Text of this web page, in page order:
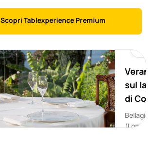
Scopri Tablexperience Premium
sul
di
Bellagio